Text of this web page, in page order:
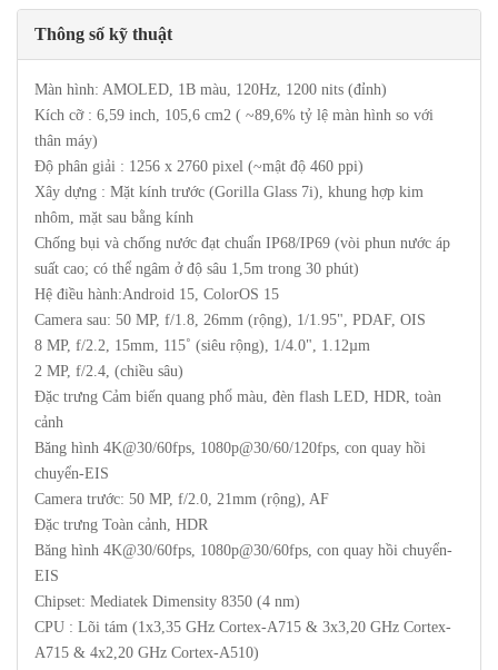
Thông số kỹ thuật
Màn hình: AMOLED, 1B màu, 120Hz, 1200 nits (đỉnh)
Kích cỡ : 6,59 inch, 105,6 cm2 ( ~89,6% tỷ lệ màn hình so với
thân máy)
Độ phân giải : 1256 x 2760 pixel (~mật độ 460 ppi)
Xây dựng : Mặt kính trước (Gorilla Glass 7i), khung hợp kim
nhôm, mặt sau bằng kính
Chống bụi và chống nước đạt chuẩn IP68/IP69 (vòi phun nước áp
suất cao; có thể ngâm ở độ sâu 1,5m trong 30 phút)
Hệ điều hành:Android 15, ColorOS 15
Camera sau: 50 MP, f/1.8, 26mm (rộng), 1/1.95", PDAF, OIS
8 MP, f/2.2, 15mm, 115˚ (siêu rộng), 1/4.0", 1.12µm
2 MP, f/2.4, (chiều sâu)
Đặc trưng Cảm biến quang phổ màu, đèn flash LED, HDR, toàn
cảnh
Băng hình 4K@30/60fps, 1080p@30/60/120fps, con quay hồi
chuyển-EIS
Camera trước: 50 MP, f/2.0, 21mm (rộng), AF
Đặc trưng Toàn cảnh, HDR
Băng hình 4K@30/60fps, 1080p@30/60fps, con quay hồi chuyển-
EIS
Chipset: Mediatek Dimensity 8350 (4 nm)
CPU : Lõi tám (1x3,35 GHz Cortex-A715 & 3x3,20 GHz Cortex-
A715 & 4x2,20 GHz Cortex-A510)